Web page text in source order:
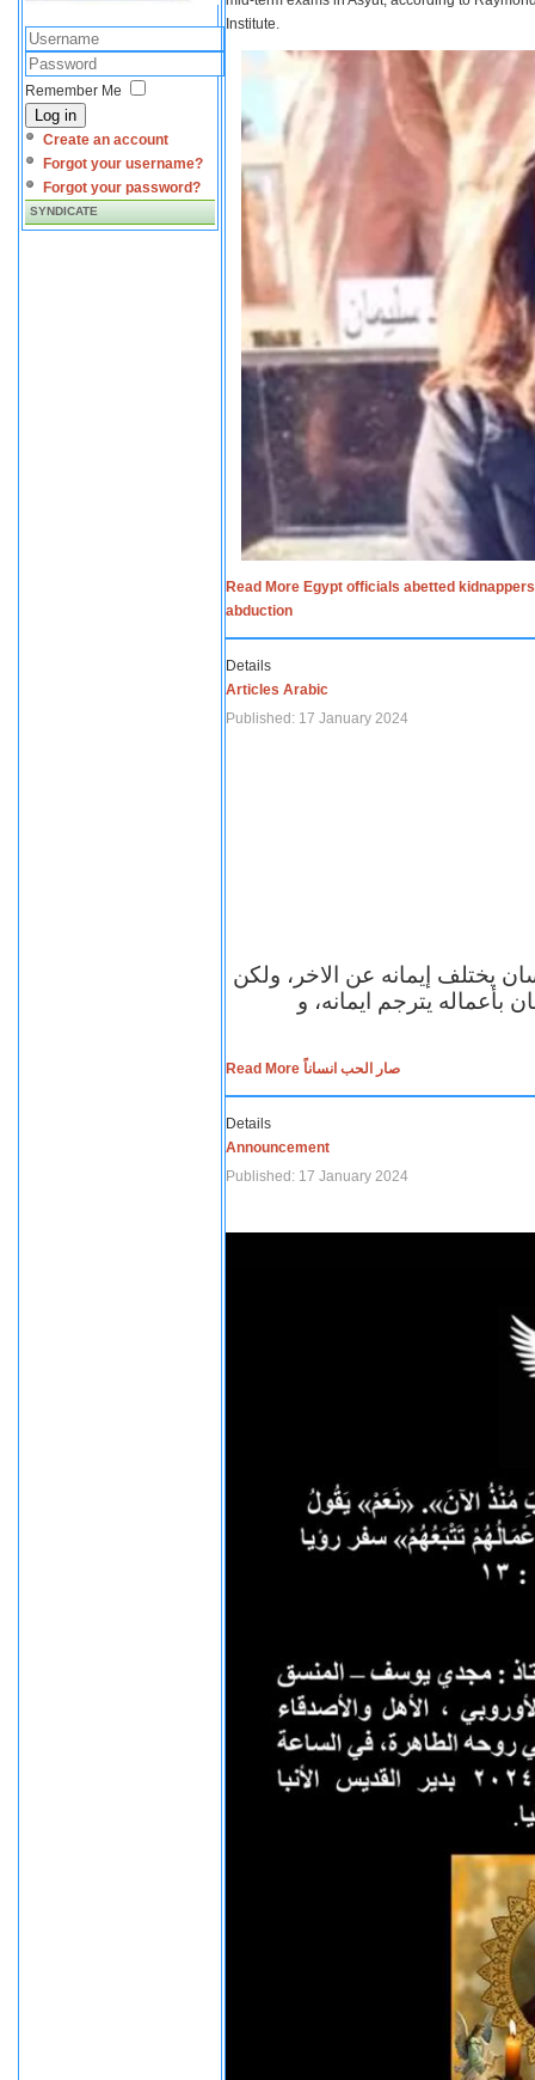
Remember Me
Log in
Create an account
Forgot your username?
Forgot your password?
SYNDICATE
Institute.
Read More Egypt officials abetted
abduction
Details
Articles Arabic
Published: 17 January 2024
يختلف إيمانه عن الاخر، ولكن
بأعماله يترجم ايمانه، و
Read More صار الحب انساناً
Details
Announcement
Published: 17 January 2024